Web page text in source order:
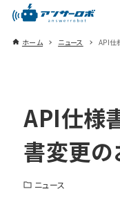
ホーム ニュース API仕
API仕様
書変更の
ニュース